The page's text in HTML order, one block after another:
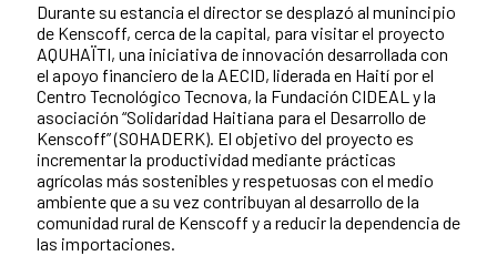
Durante su estancia el director se desplazó al munincipio
de Kenscoff, cerca de la capital, para visitar el proyecto
AQUHAÏTI, una iniciativa de innovación desarrollada con
el apoyo financiero de la AECID, liderada en Haití por el
Centro Tecnológico Tecnova, la Fundación CIDEAL y la
asociación “Solidaridad Haitiana para el Desarrollo de
Kenscoff” (SOHADERK). El objetivo del proyecto es
incrementar la productividad mediante prácticas
agrícolas más sostenibles y respetuosas con el medio
ambiente que a su vez contribuyan al desarrollo de la
comunidad rural de Kenscoff y a reducir la dependencia de
las importaciones.